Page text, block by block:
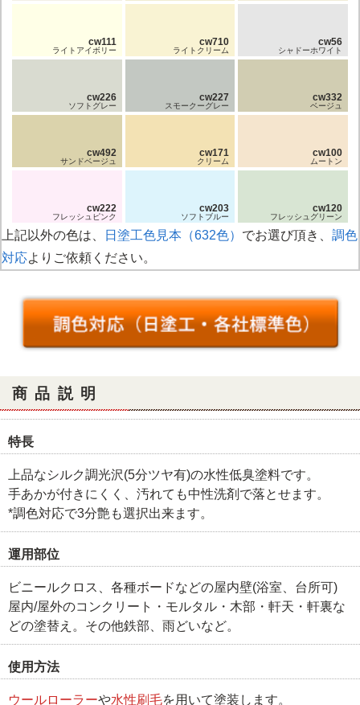
cw111
ライトアイボリー
cw710
ライトクリーム
cw56
シャドーホワイト
cw226
ソフトグレー
cw227
スモークーグレー
cw332
ベージュ
cw492
サンドベージュ
cw171
クリーム
cw100
ムートン
cw222
フレッシュピンク
cw203
ソフトブルー
cw120
フレッシュグリーン
上記以外の色は、 日塗工色見本（632色） でお選び頂き、 調色
対応よりご依頼ください。
商品説明
特長
上品なシルク調光沢(5分ツヤ有)の水性低臭塗料です。
手あかが付きにくく、汚れても中性洗剤で落とせます。
*調色対応で3分艶も選択出来ます。
運用部位
ビニールクロス、各種ボードなどの屋内壁(浴室、台所可)
屋内/屋外のコンクリート・モルタル・木部・軒天・軒裏な
どの塗替え。その他鉄部、雨どいなど。
使用方法
ウールローラーや水性刷毛を用いて塗装します。